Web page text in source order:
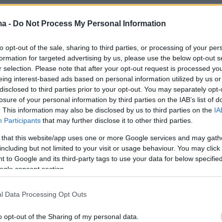
- Do Not Process My Personal Information
opt-out of the sale, sharing to third parties, or processing of your
for targeted advertising by us, please use the below opt-out
selection. Please note that after your opt-out request is processed
interest-based ads based on personal information utilized by us
to third parties prior to your opt-out. You may separately
of your personal information by third parties on the IAB’s list of
This information may also be disclosed by us to third parties on the
Participants that may further disclose it to other third parties.
that this website/app uses one or more Google services and may
but not limited to your visit or usage behaviour. You may
to Google and its third-party tags to use your data for below
consent section.
Data Processing Opt Outs
opt-out of the Sharing of my personal data.
ένα κορίτσι 14 ετών στο μάλλον
περιβάλλον ενός σκοπευτηρίου.
μια ντουζίνα ενήλικες άνδρες που όταν την
παίρνουν το βλέμμα τους από το
πετύχουν και την κοιτούν, αν όχι με λοξή,
που προδίδει ξάφνιασμα και περιέργεια.
σε αδρές γραμμές το βάπτισμα του πυρός
στο άθλημα του σκητ όμως δε
καταθέσει να όπλα, επειδή απλώς οι άλλοι
την παρουσία της ασυνήθιστη και την ίδια
και των επιτυχιών της να την εμπνέει και να